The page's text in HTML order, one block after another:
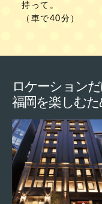
持って。
（車で40分）
ロケーション
福岡を楽しむた